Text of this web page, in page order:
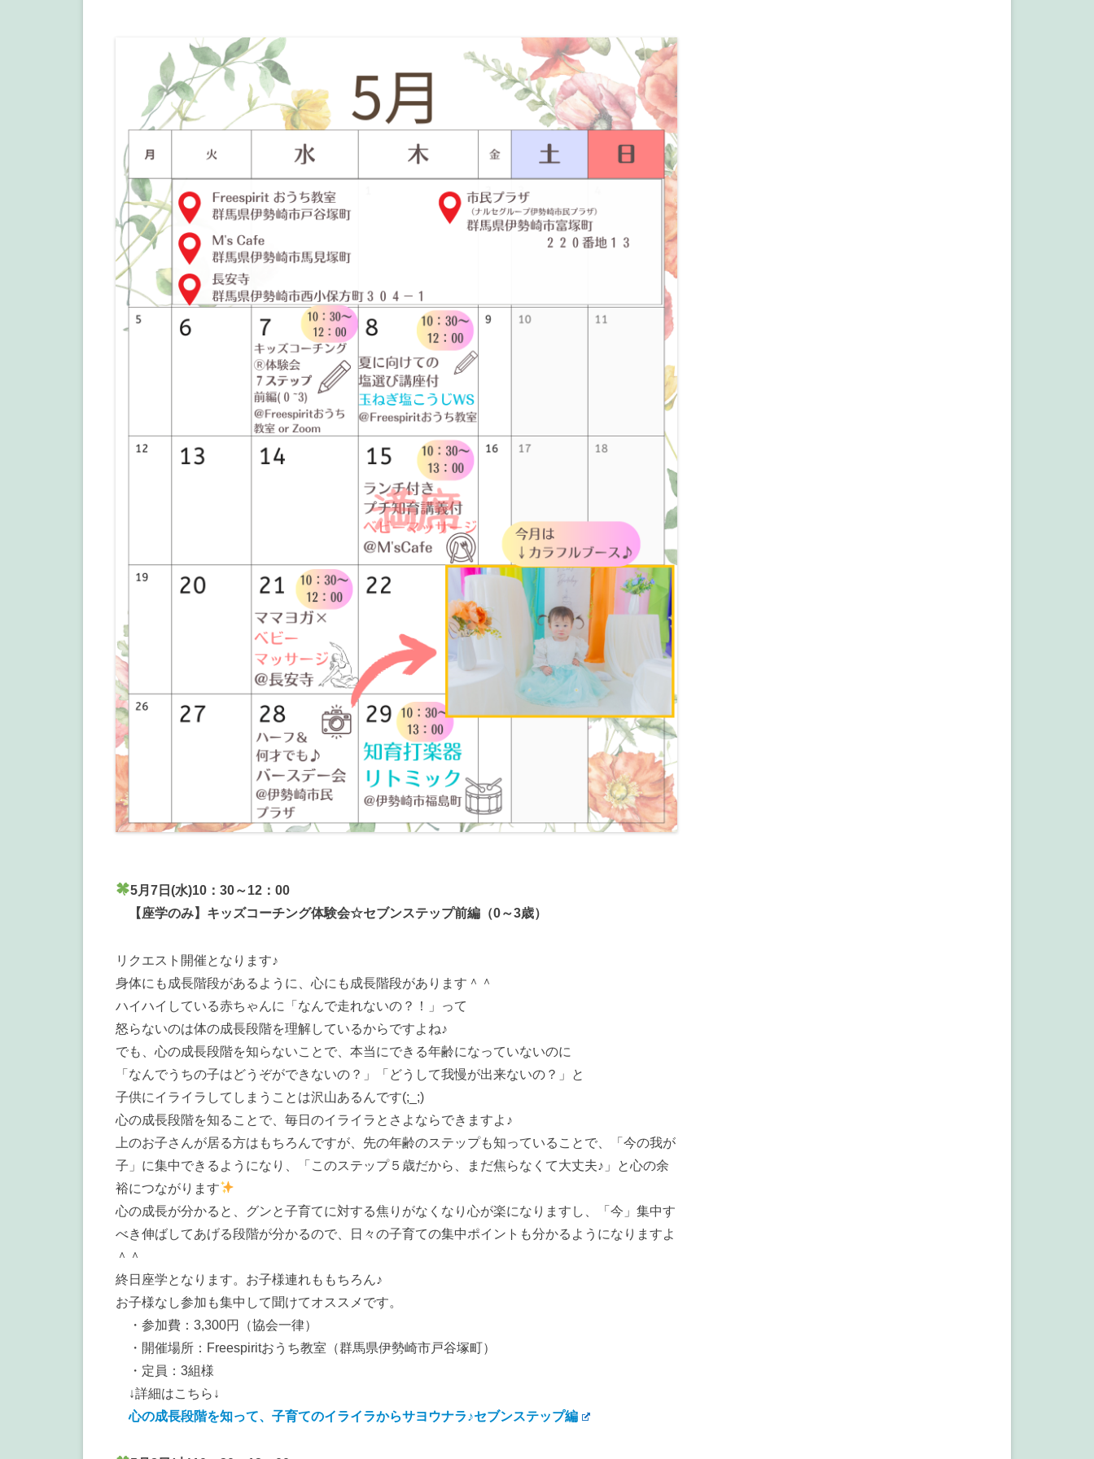
5月7日(水)10：30～12：00
【座学のみ】キッズコーチング体験会☆セブンステップ前編（0～3歳）
リクエスト開催となります♪
身体にも成長階段があるように、心にも成長階段があります＾＾
ハイハイしている赤ちゃんに「なんで走れないの？！」って
怒らないのは体の成長段階を理解しているからですよね♪
でも、心の成長段階を知らないことで、本当にできる年齢になっていないのに
「なんでうちの子はどうぞができないの？」「どうして我慢が出来ないの？」と
子供にイライラしてしまうことは沢山あるんです(;_;)
心の成長段階を知ることで、毎日のイライラとさよならできますよ♪
上のお子さんが居る方はもちろんですが、先の年齢のステップも知っていることで、「今の我が
子」に集中できるようになり、「このステップ５歳だから、まだ焦らなくて大丈夫♪」と心の余
裕につながります
心の成長が分かると、グンと子育てに対する焦りがなくなり心が楽になりますし、「今」集中す
べき伸ばしてあげる段階が分かるので、日々の子育ての集中ポイントも分かるようになりますよ
＾＾
終日座学となります。お子様連れももちろん♪
お子様なし参加も集中して聞けてオススメです。
・参加費：3,300円（協会一律）
・開催場所：Freespiritおうち教室（群馬県伊勢崎市戸谷塚町）
・定員：3組様
↓詳細はこちら↓
心の成長段階を知って、子育てのイライラからサヨウナラ♪セブンステップ編